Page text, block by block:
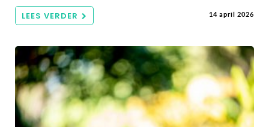
LEES VERDER 14 april 2026